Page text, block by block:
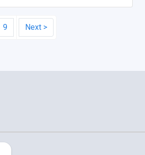
9 Next >